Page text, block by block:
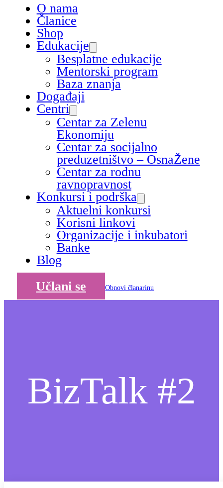
O nama
Članice
Shop
Edukacije
Besplatne edukacije
Mentorski program
Baza znanja
Događaji
Centri
Centar za Zelenu
Ekonomiju
Centar za socijalno
preduzetništvo – OsnaŽene
Centar za rodnu
ravnopravnost
Konkursi i podrška
Aktuelni konkursi
Korisni linkovi
Organizacije i inkubatori
Banke
Blog
Učlani se
Obnovi članarinu
BizTalk #2